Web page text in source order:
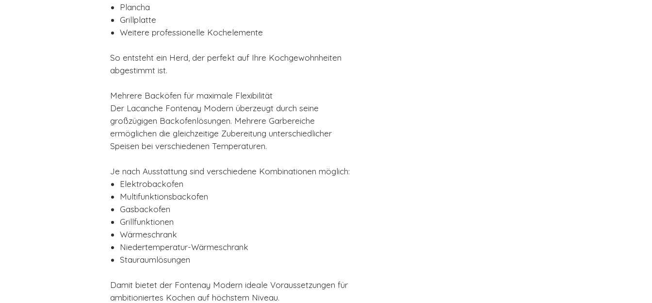
Plancha
Grillplatte
Weitere professionelle Kochelemente
So entsteht ein Herd, der perfekt auf Ihre Kochgewohnheiten
abgestimmt ist.
Mehrere Backöfen für maximale Flexibilität
Der Lacanche Fontenay Modern überzeugt durch seine
großzügigen Backofenlösungen. Mehrere Garbereiche
ermöglichen die gleichzeitige Zubereitung unterschiedlicher
Speisen bei verschiedenen Temperaturen.
Je nach Ausstattung sind verschiedene Kombinationen möglich:
Elektrobackofen
Multifunktionsbackofen
Gasbackofen
Grillfunktionen
Wärmeschrank
Niedertemperatur-Wärmeschrank
Stauraumlösungen
Damit bietet der Fontenay Modern ideale Voraussetzungen für
ambitioniertes Kochen auf höchstem Niveau.